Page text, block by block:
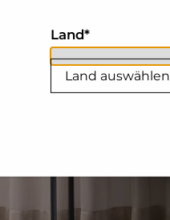
Land auswählen
Land